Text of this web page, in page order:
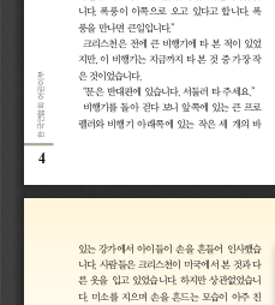
한국연합회 어린이부
4
니다. 폭풍이 이쪽으로 오고 있다고 합니다. 폭
풍을 만나면 큰일입니다.”
크리스천은 전에 큰 비행기에 타 본 적이 있었
지만, 이 비행기는 지금까지 타 본 것 중 가장 작
은 것이었습니다.
“문은 반대편에 있습니다. 서둘러 타 주세요.”
비행기를 돌아 걷다 보니 앞쪽에 있는 큰 프로
펠러와 비행기 아래쪽에 있는 작은 세 개의 바
있는 강가에서 아이들이 손을 흔들어 인사했습
니다. 사람들은 크리스천이 미국에서 본 것과 다
른 옷을 입고 있었습니다. 하지만 상관없었습니
다. 미소를 지으며 손을 흔드는 모습이 아주 친